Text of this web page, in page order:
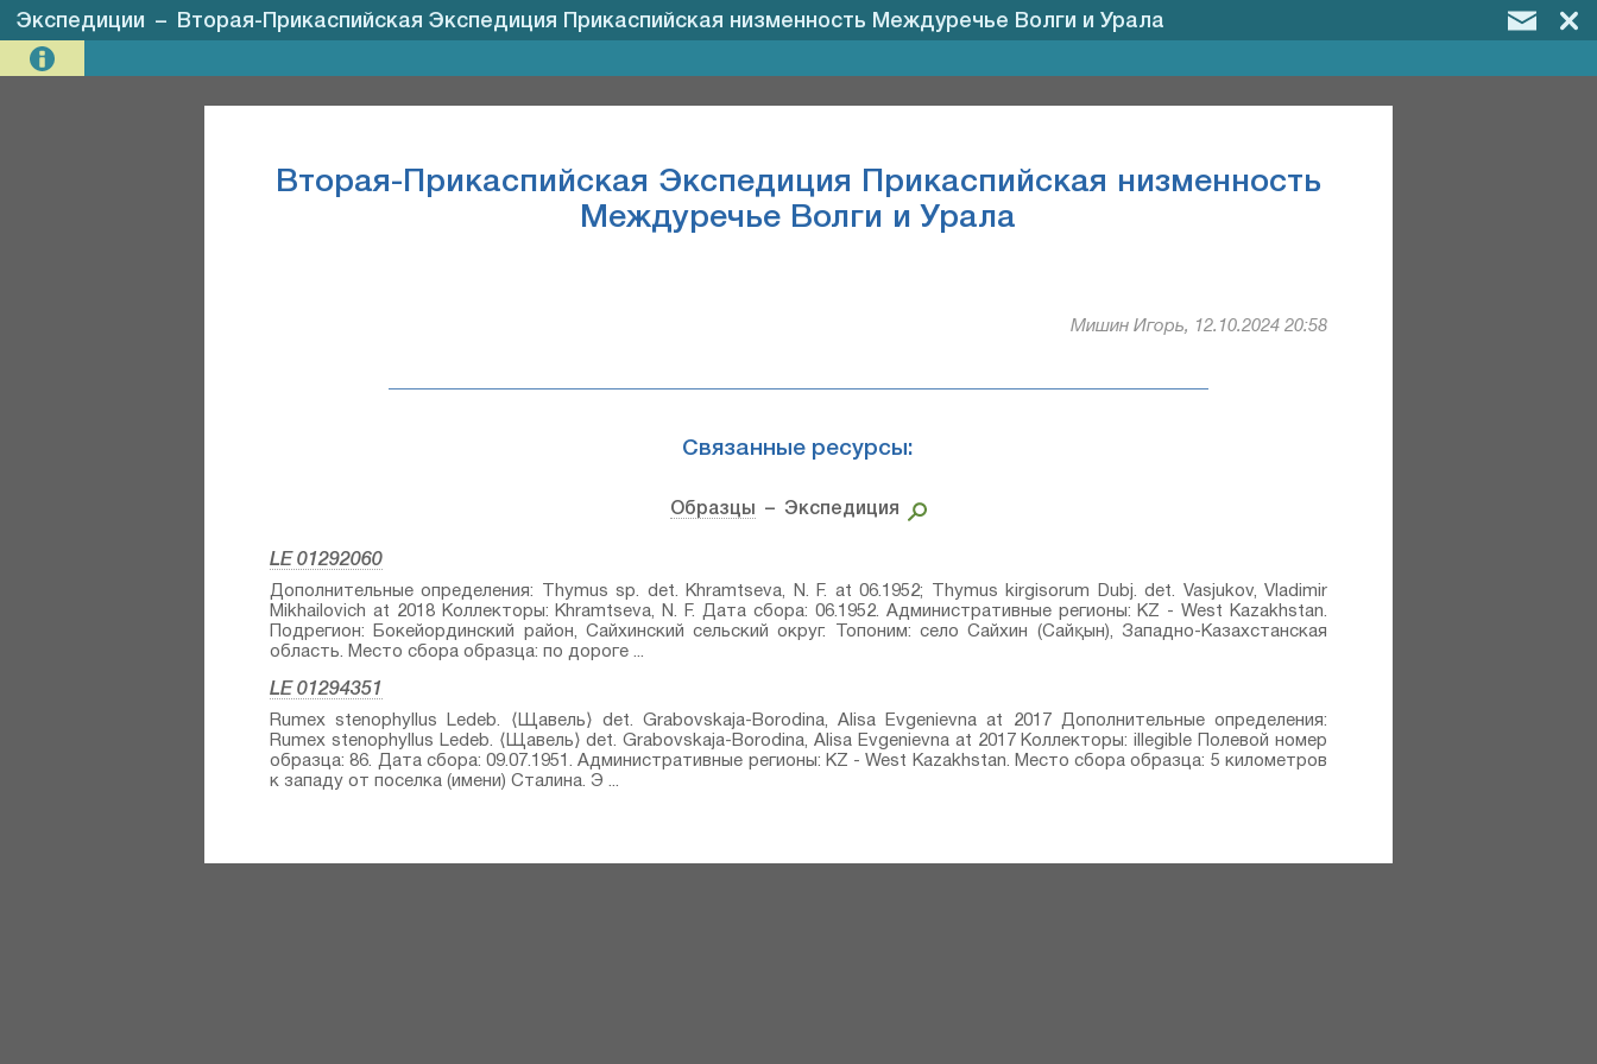
Экспедиции – Вторая-Прикаспийская Экспедиция Прикаспийская низменность Междуречье Волги и Урала
Вторая-Прикаспийская Экспедиция Прикаспийская низменность
Междуречье Волги и Урала
Мишин Игорь, 12.10.2024 20:58
Связанные ресурсы:
Образцы – Экспедиция
LE 01292060
Дополнительные определения: Thymus sp.⁣ det. Khramtseva, N. F. at 06.1952; Thymus kirgisorum Dubj.⁣ det. Vasjukov, Vladimir
Mikhailovich at 2018 Коллекторы: Khramtseva, N. F. Дата сбора: 06.1952. Административные регионы: KZ - West Kazakhstan.
Подрегион: Бокейординский район, Сайхинский сельский округ. Топоним: село Сайхин (Сайқын), Западно-Казахстанская
область. Место сбора образца: по дороге ...
LE 01294351
Rumex stenophyllus Ledeb.⁣ ⟨Щавель⟩ det. Grabovskaja-Borodina, Alisa Evgenievna at 2017 Дополнительные определения:
Rumex stenophyllus Ledeb.⁣ ⟨Щавель⟩ det. Grabovskaja-Borodina, Alisa Evgenievna at 2017 Коллекторы: illegible Полевой номер
образца: 86. Дата сбора: 09.07.1951. Административные регионы: KZ - West Kazakhstan. Место сбора образца: 5 километров
к западу от поселка (имени) Сталина. Э ...